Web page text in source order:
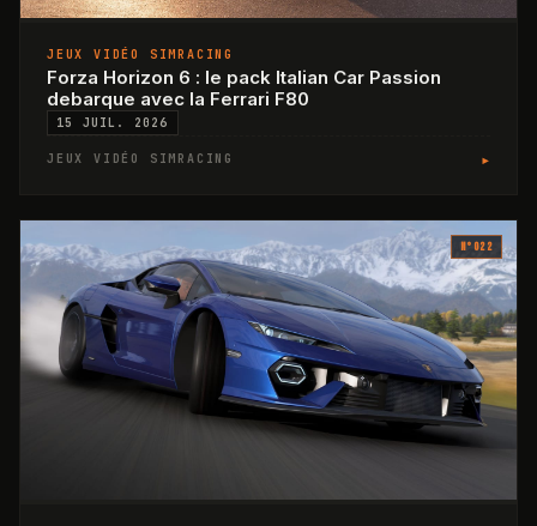
JEUX VIDÉO SIMRACING
Forza Horizon 6 : le pack Italian Car Passion
debarque avec la Ferrari F80
15 JUIL. 2026
JEUX VIDÉO SIMRACING ▸
N°022